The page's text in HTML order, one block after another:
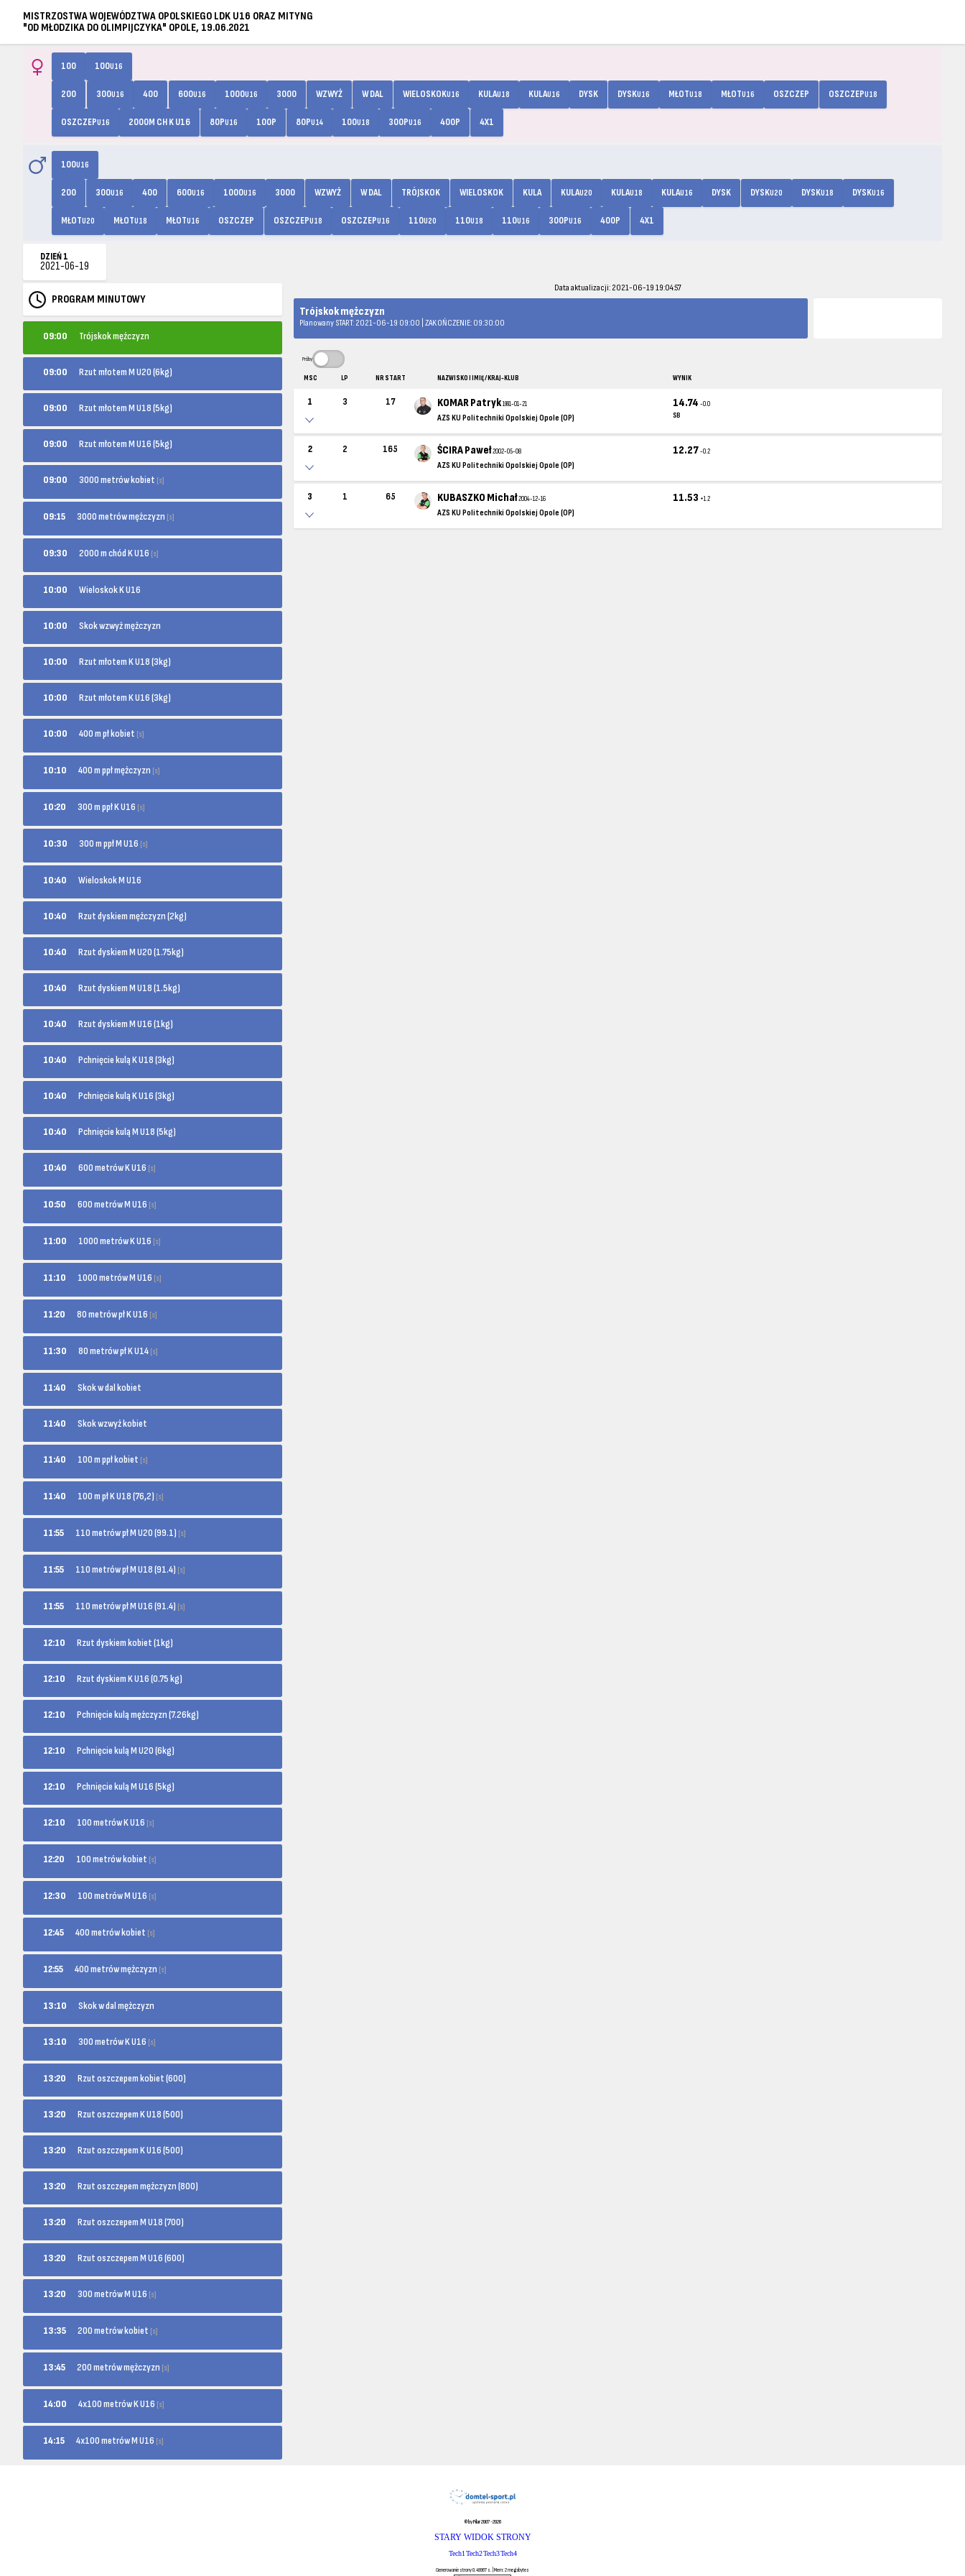
MISTRZOSTWA WOJEWÓDZTWA OPOLSKIEGO LDK U16 ORAZ MITYNG
"OD MŁODZIKA DO OLIMPIJCZYKA" OPOLE, 19.06.2021
100 100U16
200 300U16 400 600U16 1000U16 3000 WZWYŻ W DAL WIELOSKOKU16 KULAU18 KULAU16 DYSK DYSKU16 MŁOTU18 MŁOTU16 OSZCZEP OSZCZEPU18
OSZCZEPU16 2000M CH K U16 80PU16 100P 80PU14 100U18 300PU16 400P 4X1
100U16
200 300U16 400 600U16 1000U16 3000 WZWYŻ W DAL TRÓJSKOK WIELOSKOK KULA KULAU20 KULAU18 KULAU16 DYSK DYSKU20 DYSKU18 DYSKU16
MŁOTU20 MŁOTU18 MŁOTU16 OSZCZEP OSZCZEPU18 OSZCZEPU16 110U20 110U18 110U16 300PU16 400P 4X1
DZIEŃ 1
2021-06-19
PROGRAM MINUTOWY
09:00 Trójskok mężczyzn
09:00 Rzut młotem M U20 (6kg)
09:00 Rzut młotem M U18 (5kg)
09:00 Rzut młotem M U16 (5kg)
09:00 3000 metrów kobiet [s]
09:15 3000 metrów mężczyzn [s]
09:30 2000 m chód K U16 [s]
10:00 Wieloskok K U16
10:00 Skok wzwyż mężczyzn
10:00 Rzut młotem K U18 (3kg)
10:00 Rzut młotem K U16 (3kg)
10:00 400 m pł kobiet [s]
10:10 400 m ppł mężczyzn [s]
10:20 300 m ppł K U16 [s]
10:30 300 m ppł M U16 [s]
10:40 Wieloskok M U16
10:40 Rzut dyskiem mężczyzn (2kg)
10:40 Rzut dyskiem M U20 (1.75kg)
10:40 Rzut dyskiem M U18 (1.5kg)
10:40 Rzut dyskiem M U16 (1kg)
10:40 Pchnięcie kulą K U18 (3kg)
10:40 Pchnięcie kulą K U16 (3kg)
10:40 Pchnięcie kulą M U18 (5kg)
10:40 600 metrów K U16 [s]
10:50 600 metrów M U16 [s]
11:00 1000 metrów K U16 [s]
11:10 1000 metrów M U16 [s]
11:20 80 metrów pł K U16 [s]
11:30 80 metrów pł K U14 [s]
11:40 Skok w dal kobiet
11:40 Skok wzwyż kobiet
11:40 100 m ppł kobiet [s]
11:40 100 m pł K U18 (76,2) [s]
11:55 110 metrów pł M U20 (99.1) [s]
11:55 110 metrów pł M U18 (91.4) [s]
11:55 110 metrów pł M U16 (91.4) [s]
12:10 Rzut dyskiem kobiet (1kg)
12:10 Rzut dyskiem K U16 (0.75 kg)
12:10 Pchnięcie kulą mężczyzn (7.26kg)
12:10 Pchnięcie kulą M U20 (6kg)
12:10 Pchnięcie kulą M U16 (5kg)
12:10 100 metrów K U16 [s]
12:20 100 metrów kobiet [s]
12:30 100 metrów M U16 [s]
12:45 400 metrów kobiet [s]
12:55 400 metrów mężczyzn [s]
13:10 Skok w dal mężczyzn
13:10 300 metrów K U16 [s]
13:20 Rzut oszczepem kobiet (600)
13:20 Rzut oszczepem K U18 (500)
13:20 Rzut oszczepem K U16 (500)
13:20 Rzut oszczepem mężczyzn (800)
13:20 Rzut oszczepem M U18 (700)
13:20 Rzut oszczepem M U16 (600)
13:20 300 metrów M U16 [s]
13:35 200 metrów kobiet [s]
13:45 200 metrów mężczyzn [s]
14:00 4x100 metrów K U16 [s]
14:15 4x100 metrów M U16 [s]
Data aktualizacji: 2021-06-19 19:04:57
Trójskok mężczyzn
Planowany START: 2021-06-19 09:00 | ZAKOŃCZENIE: 09:30:00
Próby
MSC LP NR START NAZWISKO I IMIĘ / KRAJ-KLUB WYNIK
1 3 17 KOMAR Patryk1991-01-21
AZS KU Politechniki Opolskiej Opole (OP)
14.74 -0.0
SB
2 2 165 ŚCIRA Paweł2002-05-08
AZS KU Politechniki Opolskiej Opole (OP)
12.27-0.2
3 1 65 KUBASZKO Michał2004-12-16
AZS KU Politechniki Opolskiej Opole (OP)
11.53 +1.2
© by Pilar 2007-2026
STARY WIDOK STRONY
Tech1Tech2Tech3Tech4
Generowanie strony 0.49967 s. | Mem: 2 megabytes